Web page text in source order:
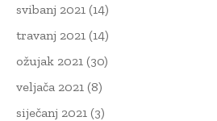
svibanj 2021 (14)
travanj 2021 (14)
ožujak 2021 (30)
veljača 2021 (8)
siječanj 2021 (3)